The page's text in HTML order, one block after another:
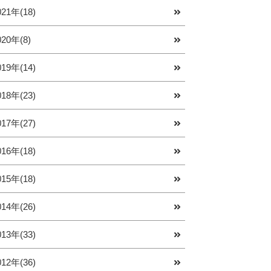
年(18)
年(8)
年(14)
年(23)
年(27)
年(18)
年(18)
年(26)
年(33)
年(36)